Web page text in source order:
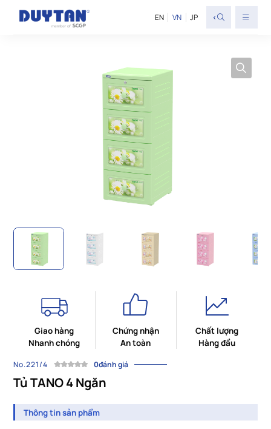
EN VN JP <
Giao hàng
Nhanh chóng
Chứng nhận
An toàn
Chất lượng
Hàng đầu
No.221/4 0đánh giá
Tủ TANO 4 Ngăn
Thông tin sản phẩm